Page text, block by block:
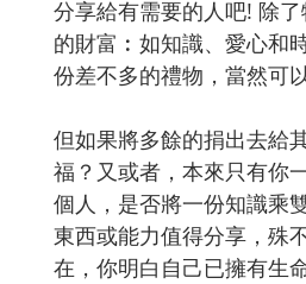
分享給有需要的人吧! 除
的財富︰如知識、愛心和
份差不多的禮物，當然可
但如果將多餘的捐出去給
福？又或者，本來只有你
個人，是否將一份知識乘
東西或能力值得分享，殊
在，你明白自己已擁有生